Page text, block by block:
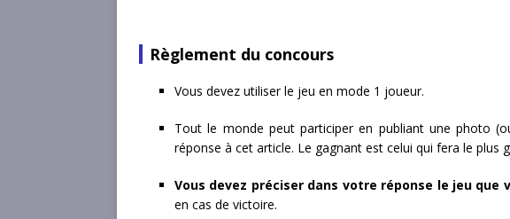
Règlement du concours
Vous devez utiliser le jeu en mode 1 joueur.
Tout le monde peut participer en publiant une photo
réponse à cet article. Le gagnant est celui qui fera le plus
Vous devez préciser dans votre réponse le jeu que
en cas de victoire.